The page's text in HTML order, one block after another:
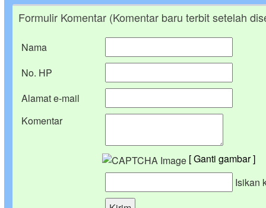
Formulir Komentar (Komentar baru terbit setelah
Nama
No. HP
Alamat e-mail
Komentar
[ Ganti gambar ]
Isikan